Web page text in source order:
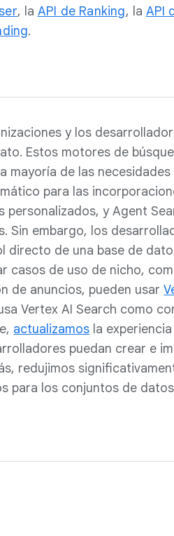
, la API de Ranking, la API
.
y los
Estos motores de
mayoría de las
para las
personalizados, y Agent
Sin embargo, los
directo de una base de
casos de uso de nicho,
de anuncios, pueden usar
Vertex AI Search como
actualizamos la
puedan crear e
redujimos
para los conjuntos de